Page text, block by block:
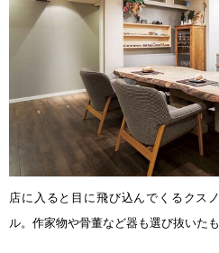
店に入ると目に飛び込んでくるクス
ル。作家物や骨董など器も選び抜いたも